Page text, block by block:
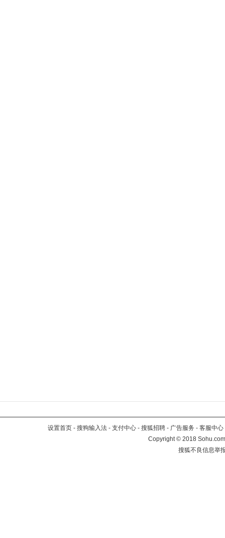
设置首页 - 搜狗输入法 - 支付中心 - 搜狐招聘 - 广告服务 - 客服中心
Copyright©2018
搜狐不良信息举